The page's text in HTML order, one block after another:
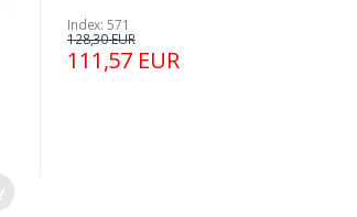
Index: 571
111,57 EUR
128,30 EUR